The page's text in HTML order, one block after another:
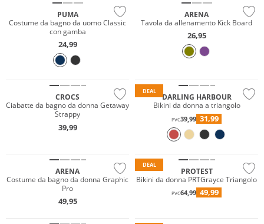
PUMA
Costume da bagno da uomo Classic
con gamba
24,99
ARENA
Tavola da allenamento Kick Board
26,95
CROCS
Ciabatte da bagno da donna Getaway
Strappy
39,99
DEAL
DARLING HARBOUR
Bikini da donna a triangolo
PVC39,99 31,99
ARENA
Costume da bagno da donna Graphic
Pro
49,95
DEAL
PROTEST
Bikini da donna PRTGrayce Triangolo
PVC64,99 49,99